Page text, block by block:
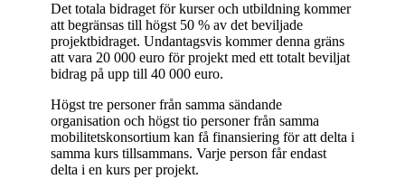
Det totala bidraget för kurser och utbildning kommer
att begränsas till högst 50 % av det beviljade
projektbidraget. Undantagsvis kommer denna gräns
att vara 20 000 euro för projekt med ett totalt beviljat
bidrag på upp till 40 000 euro.
Högst tre personer från samma sändande
organisation och högst tio personer från samma
mobilitetskonsortium kan få finansiering för att delta i
samma kurs tillsammans. Varje person får endast
delta i en kurs per projekt.